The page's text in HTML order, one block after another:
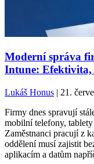
Moderní správa
Intune: Efektivita,
Lukáš Honus | 21.
Firmy dnes spravují
mobilní telefony,
Zaměstnanci pracují z
oddělení musí zajistit
aplikacím a datům